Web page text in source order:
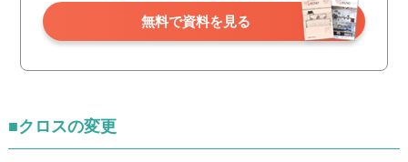
無料で資料を見る
■クロスの変更